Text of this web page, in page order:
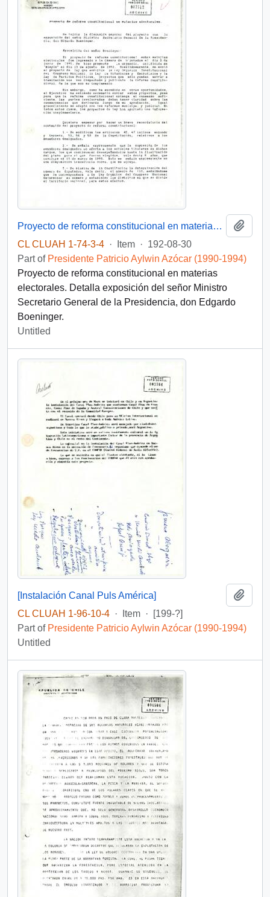
Proyecto de reforma constitucional en materias electorales
CL CLUAH 1-74-3-4 · Item · 192-08-30
Part of Presidente Patricio Aylwin Azócar (1990-1994)
Proyecto de reforma constitucional en materias
electorales. Detalla exposición del señor Ministro
Secretario General de la Presidencia, don Edgardo
Boeninger.
Untitled
[Instalación Canal Puls América]
CL CLUAH 1-96-10-4 · Item ·
[199-?]
Part of Presidente Patricio Aylwin Azócar (1990-1994)
Untitled